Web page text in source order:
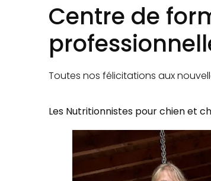
Centre de
Toutes nos félicitations aux
Les Nutritionnistes pour chien et